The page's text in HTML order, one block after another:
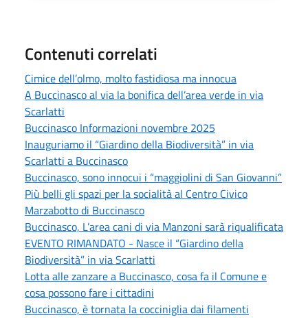
Contenuti correlati
Cimice dell’olmo, molto fastidiosa ma innocua
A Buccinasco al via la bonifica dell’area verde in via
Scarlatti
Buccinasco Informazioni novembre 2025
Inauguriamo il “Giardino della Biodiversità” in via
Scarlatti a Buccinasco
Buccinasco, sono innocui i “maggiolini di San Giovanni”
Più belli gli spazi per la socialità al Centro Civico
Marzabotto di Buccinasco
Buccinasco, L’area cani di via Manzoni sarà riqualificata
EVENTO RIMANDATO - Nasce il “Giardino della
Biodiversità” in via Scarlatti
Lotta alle zanzare a Buccinasco, cosa fa il Comune e
cosa possono fare i cittadini
Buccinasco, è tornata la cocciniglia dai filamenti